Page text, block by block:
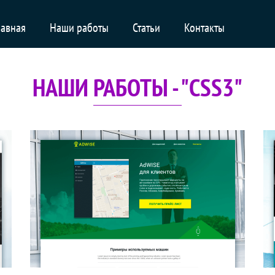
Наши работы Статьи Контакты
НАШИ РАБОТЫ - "CSS3"